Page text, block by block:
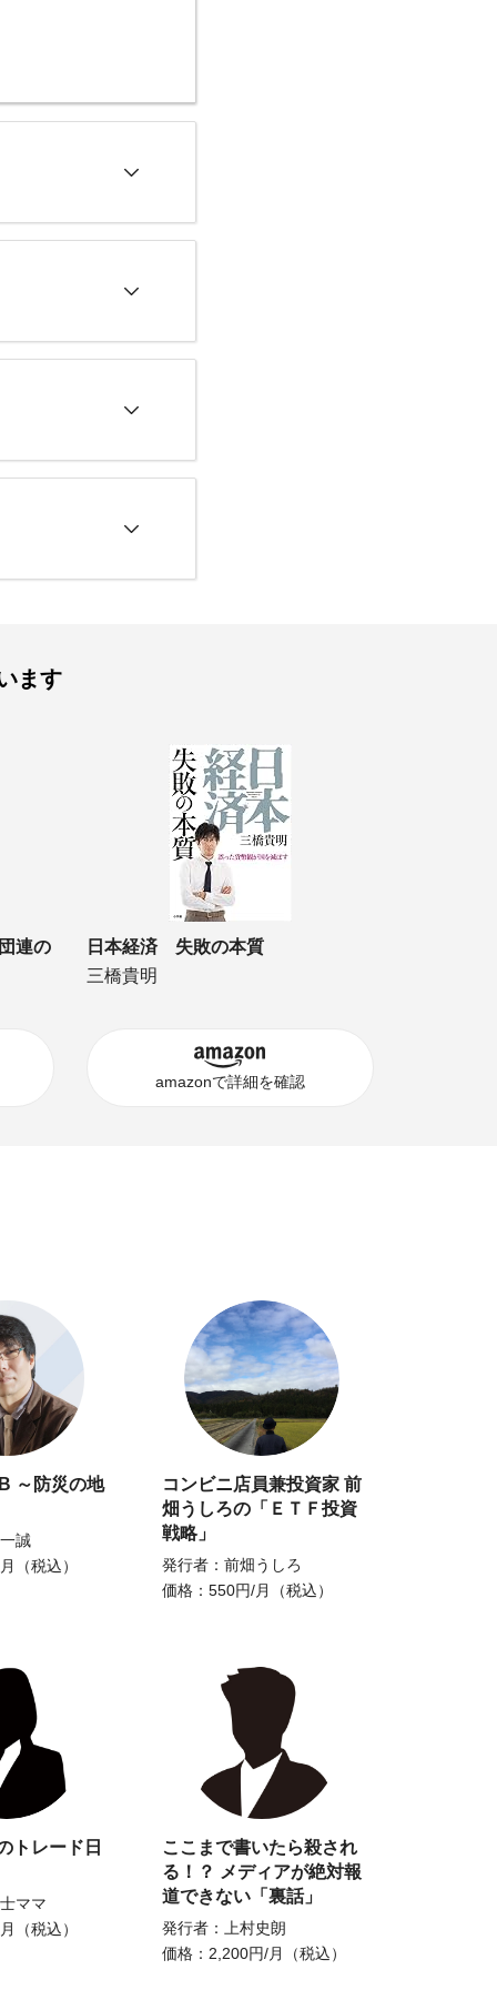
ます
連の
日本経済 失敗の本質
三橋貴明
amazonで詳細を確認
～防災の地
誠
（税込）
コンビニ店員兼投資家 前
畑うしろの「ＥＴＦ投資
戦略」
発行者：前畑うしろ
価格：550円/月（税込）
トレード日
ママ
（税込）
ここまで書いたら殺され
る！？ メディアが絶対報
道できない「裏話」
発行者：上村史朗
価格：2,200円/月（税込）